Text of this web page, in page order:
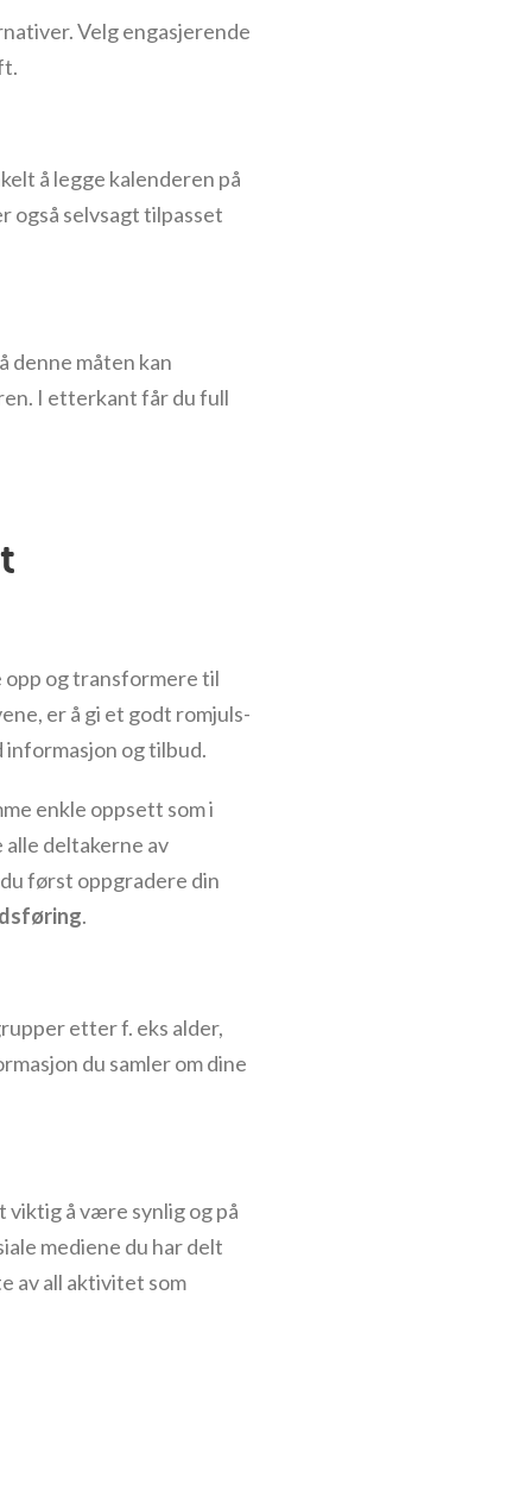
Velg engasjerende
å legge kalenderen på
også selvsagt tilpasset
denne måten kan
I etterkant får du full
opp og transformere til
er å gi et godt romjuls-
og tilbud.
enkle oppsett som i
deltakerne av
først oppgradere din
.
etter f. eks alder,
du samler om dine
viktig å være synlig og på
mediene du har delt
av all aktivitet som